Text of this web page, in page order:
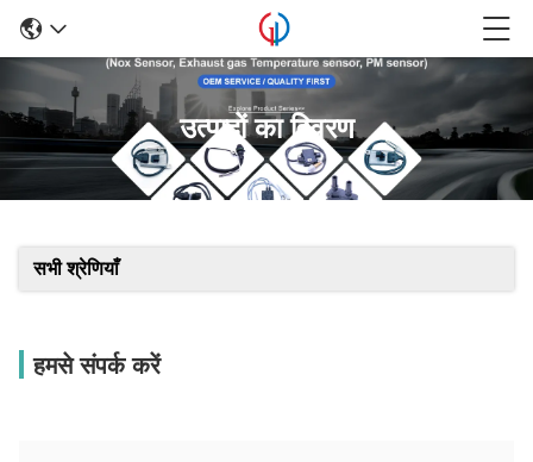
उत्पादों का विवरण
सभी श्रेणियाँ
हमसे संपर्क करें